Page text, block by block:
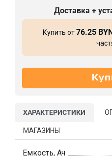
Доставка +
Купить от76.25
ХАРАКТЕРИСТИКИ
МАГАЗИНЫ
Емкость, Ач